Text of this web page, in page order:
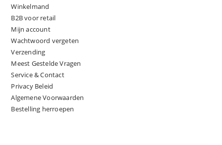
Winkelmand
B2B voor retail
Mijn account
Wachtwoord vergeten
Verzending
Meest Gestelde Vragen
Service & Contact
Privacy Beleid
Algemene Voorwaarden
Bestelling herroepen